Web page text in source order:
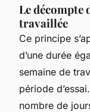
Le décompte
travaillée
Ce principe
d’une durée
semaine de
période
nombre de